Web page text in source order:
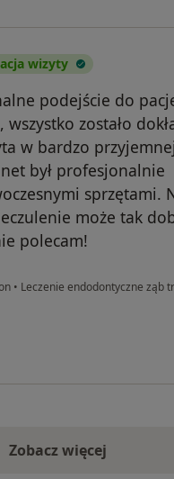
wizyty
podejście do
zostało
w bardzo przyjemnej
był profesjonalnie
sprzętami.
może tak
polecam!
• Leczenie endodontyczne ząb
Zobacz więcej